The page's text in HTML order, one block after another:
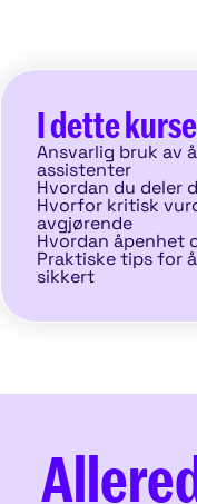
I dette
Ansvarlig bruk av
assistenter
Hvordan du deler
Hvorfor kritisk
avgjørende
Hvordan åpenhet
Praktiske tips for
sikkert